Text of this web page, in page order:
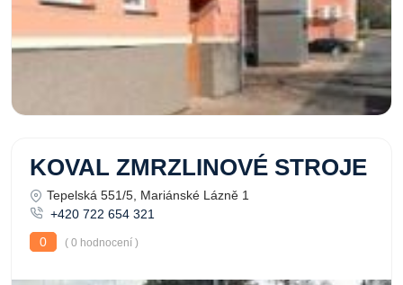
KOVAL ZMRZLINOVÉ STROJE
Tepelská 551/5, Mariánské Lázně 1
+420 722 654 321
0
( 0 hodnocení )